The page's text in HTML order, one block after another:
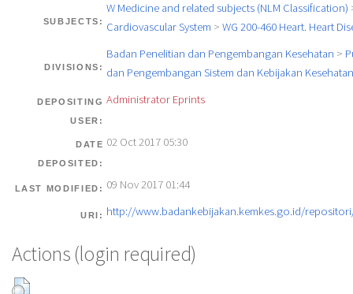
SUBJECTS:
W Medicine and related subjects (NLM Classification)
Cardiovascular System > WG 200-460 Heart. Heart
DIVISIONS:
Badan Penelitian dan Pengembangan Kesehatan >
dan Pengembangan Sistem dan Kebijakan Kesehatan
DEPOSITING
USER:
Administrator Eprints
DATE
DEPOSITED:
02 Oct 2017 05:30
LAST MODIFIED: 09 Nov 2017 01:44
URI: http://www.badankebijakan.kemkes.go.id/
Actions (login required)